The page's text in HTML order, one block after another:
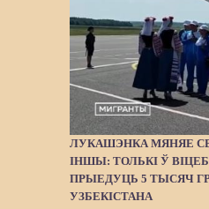
ЛУКАШЭНКА МЯНЯЕ
ІНШЫ: ТОЛЬКІ Ў
ПРЫЕДУЦЬ 5 ТЫСЯЧ
УЗБЕКІСТАНА